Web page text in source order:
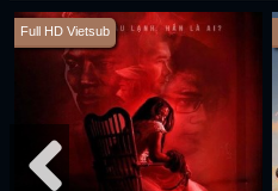
Full HD Vietsub